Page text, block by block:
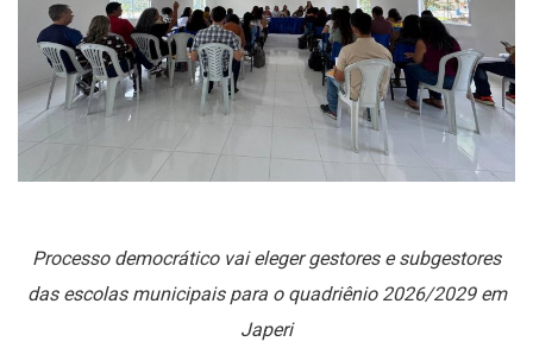
Processo democrático vai eleger gestores e subgestores
das escolas municipais para o quadriênio 2026/2029 em
Japeri